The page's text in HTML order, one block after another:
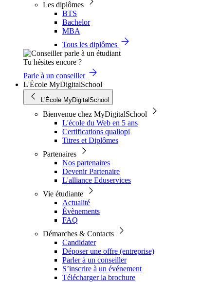
Les diplômes
BTS
Bachelor
MBA
Tous les diplômes
Tu hésites encore ?
Parle à un conseiller
L'École MyDigitalSchool
L'École MyDigitalSchool
Bienvenue chez MyDigitalSchool
L'école du Web en 5 ans
Certifications qualiopi
Titres et Diplômes
Partenaires
Nos partenaires
Devenir Partenaire
L'alliance Eduservices
Vie étudiante
Actualité
Évènements
FAQ
Démarches & Contacts
Candidater
Déposer une offre (entreprise)
Parler à un conseiller
S’inscrire à un événement
Télécharger la brochure